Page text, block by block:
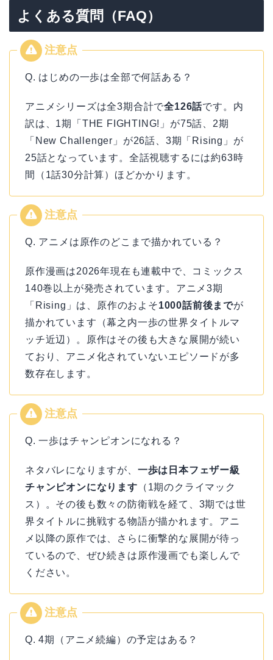
よくある質問（FAQ）
Q. はじめの一歩は全部で何話ある？
アニメシリーズは全3期合計で全126話です。内
訳は、1期「THE FIGHTING!」が75話、2期
「New Challenger」が26話、3期「Rising」が
25話となっています。全話視聴するには約63時
間（1話30分計算）ほどかかります。
Q. アニメは原作のどこまで描かれている？
原作漫画は2026年現在も連載中で、コミックス
140巻以上が発売されています。アニメ3期
「Rising」は、原作のおよそ1000話前後までが
描かれています（幕之内一歩の世界タイトルマ
ッチ近辺）。原作はその後も大きな展開が続い
ており、アニメ化されていないエピソードが多
数存在します。
Q. 一歩はチャンピオンになれる？
ネタバレになりますが、 一歩は日本フェザー級
チャンピオンになります （1期のクライマック
ス）。その後も数々の防衛戦を経て、3期では世
界タイトルに挑戦する物語が描かれます。アニ
メ以降の原作では、さらに衝撃的な展開が待っ
ているので、ぜひ続きは原作漫画でも楽しんで
ください。
Q. 4期（アニメ続編）の予定はある？